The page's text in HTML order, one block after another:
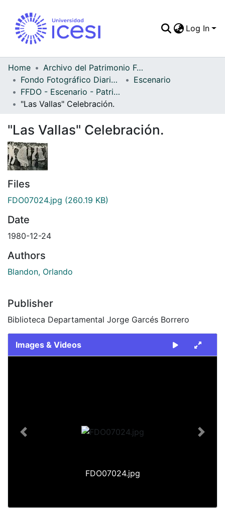
Statistics
Log In
Home
Archivo del Patrimonio Fotográfico y Fílmico del Valle del Cauca
Fondo Fotográfico Diario Occidente
Escenario
FFDO - Escenario - Patrimonial
"Las Vallas" Celebración.
"Las Vallas" Celebración.
Files
FDO07024.jpg (260.19 KB)
Date
1980-12-24
Authors
Blandon, Orlando
Publisher
Biblioteca Departamental Jorge Garcés Borrero
Images & Videos
FDO07024.jpg
Previous Next